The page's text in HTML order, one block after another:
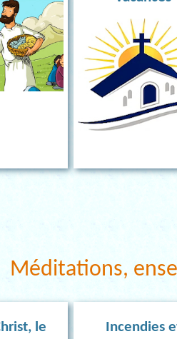
Méditations,
le
Incendies